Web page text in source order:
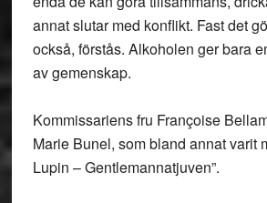
annat slutar med konflikt. Fast det
också, förstås. Alkoholen ger bara
av gemenskap.
Kommissariens fru Françoise
Marie Bunel, som bland annat varit
Lupin – Gentlemannatjuven”.